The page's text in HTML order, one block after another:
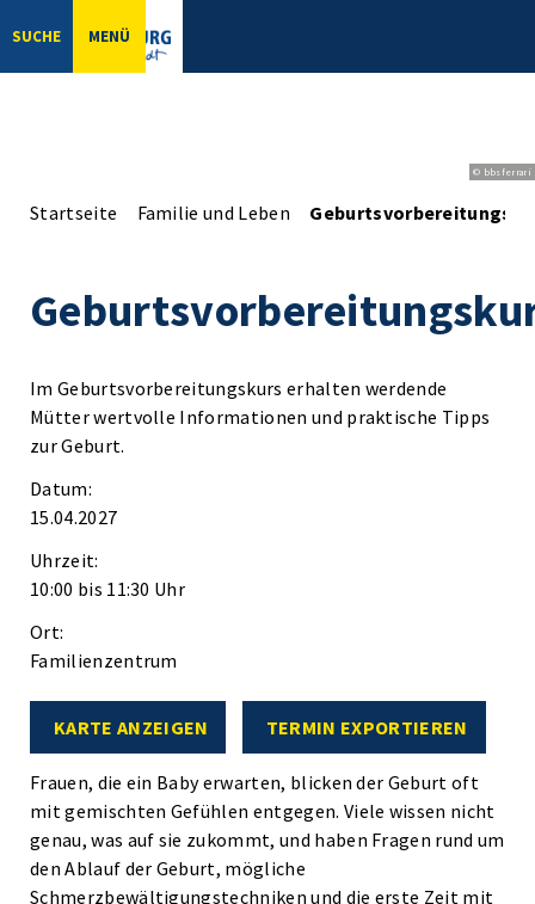
SUCHE MENÜ
© bbsferrari
Startseite Familie und Leben
Im Geburtsvorbereitungskurs erhalten werdende
Mütter wertvolle Informationen und praktische Tipps
zur Geburt.
Datum:
15.04.2027
Uhrzeit:
10:00 bis 11:30 Uhr
Ort:
Familienzentrum
KARTE ANZEIGEN TERMIN EXPORTIEREN
Frauen, die ein Baby erwarten, blicken der Geburt oft
mit gemischten Gefühlen entgegen. Viele wissen nicht
genau, was auf sie zukommt, und haben Fragen rund um
den Ablauf der Geburt, mögliche
Schmerzbewältigungstechniken und die erste Zeit mit